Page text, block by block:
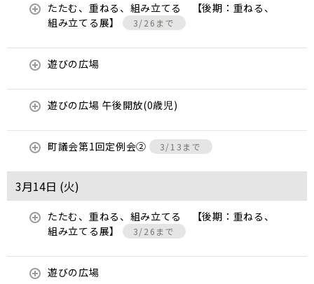
たたむ、重ねる、組み立てる 【後期：重ねる、
組み立てる展】
3/26まで
遊びの広場
遊びの広場 午後開放(0歳児)
町議会第1回定例会② 3/13まで
3月14日 (火)
たたむ、重ねる、組み立てる 【後期：重ねる、
組み立てる展】
3/26まで
遊びの広場